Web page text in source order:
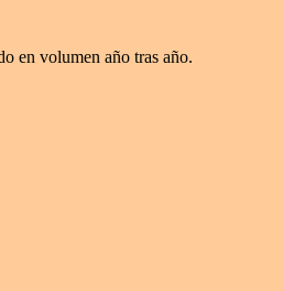
en volumen año tras año.